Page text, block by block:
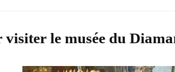
le musée du